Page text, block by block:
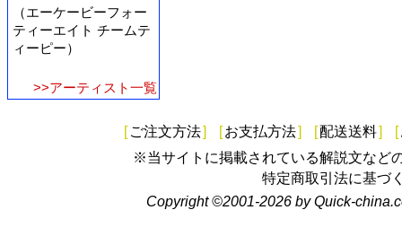
（エーケービーフォー
ティーエイト チームテ
ィーピー）
>>アーティスト一覧
[ ご注文方法] [お支払方法] [配送送料] [
※当サイトに掲載されている解説文など
特定商取引法に基づ
Copyright ©2001-2026 by Quick-